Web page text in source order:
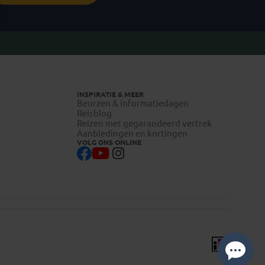
INSPIRATIE & MEER
Beurzen & informatiedagen
Reisblog
Reizen met gegarandeerd vertrek
Aanbiedingen en kortingen
VOLG ONS ONLINE